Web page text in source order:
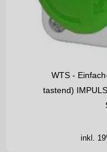
WTS -
tastend)
inkl.